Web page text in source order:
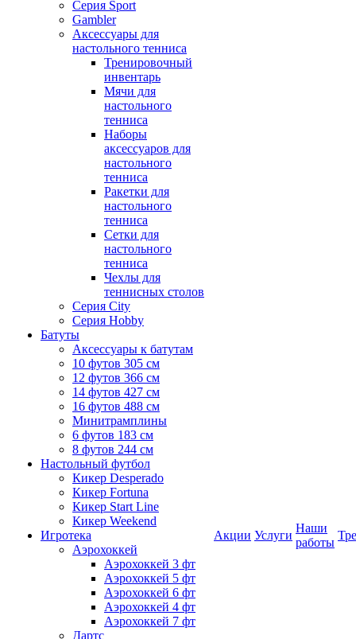
Серия Sport
Gambler
Аксессуары для
настольного тенниса
Тренировочный
инвентарь
Мячи для
настольного
тенниса
Наборы
аксессуаров для
настольного
тенниса
Ракетки для
настольного
тенниса
Сетки для
настольного
тенниса
Чехлы для
теннисных столов
Серия City
Серия Hobby
Батуты
Аксессуары к батутам
10 футов 305 см
12 футов 366 см
14 футов 427 см
16 футов 488 см
Минитрамплины
6 футов 183 см
8 футов 244 см
Настольный футбол
Кикер Desperado
Кикер Fortuna
Кикер Start Line
Кикер Weekend
Игротека
Аэрохоккей
Аэрохоккей 3 фт
Аэрохоккей 5 фт
Аэрохоккей 6 фт
Аэрохоккей 4 фт
Аэрохоккей 7 фт
Дартс
Акции Услуги
Наши
работы